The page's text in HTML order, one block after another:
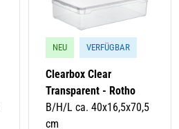
NEU VERFÜGBAR
Clearbox Clear
Transparent - Rotho
B/H/L ca. 40x16,5x70,5
cm